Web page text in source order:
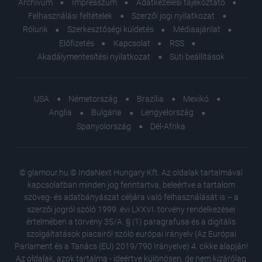
Archívum Impresszum
Adatkezelési tájékoztató
Felhasználási feltételek
Szerzői jogi nyilatkozat
Rólunk
Szerkesztőségi küldetés
Médiaajánlat
Előfizetés
Kapcsolat
RSS
Akadálymentesítési nyilatkozat
Süti beállítások
USA Németország Brazília
Mexikó
Anglia
Bulgária
Lengyelország
Spanyolország
Dél-Afrika
© glamour.hu © IndaNext Hungary Kft. Az oldalak tartalmával
kapcsolatban minden jog fenntartva, beleértve a tartalom
szöveg- és adatbányászat céljára való felhasználását is – a
szerzői jogról szóló 1999. évi LXXVI. törvény rendelkezései
értelmében a törvény 35/A. § (1) paragrafusa és a digitális
szolgáltatások piacairól szóló európai irányelv (Az Európai
Parlament és a Tanács (EU) 2019/790 Irányelve) 4. cikke alapján!
Az oldalak, azok tartalma - ideértve különösen, de nem kizárólag